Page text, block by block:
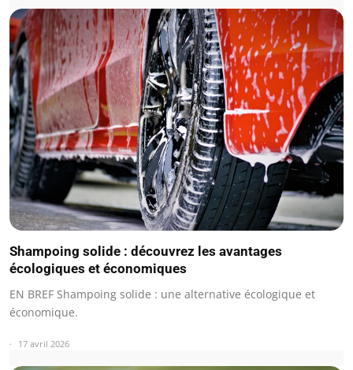
Shampoing solide : découvrez les avantages
écologiques et économiques
EN BREF Shampoing solide : une alternative écologique et
économique.
17 avril 2026